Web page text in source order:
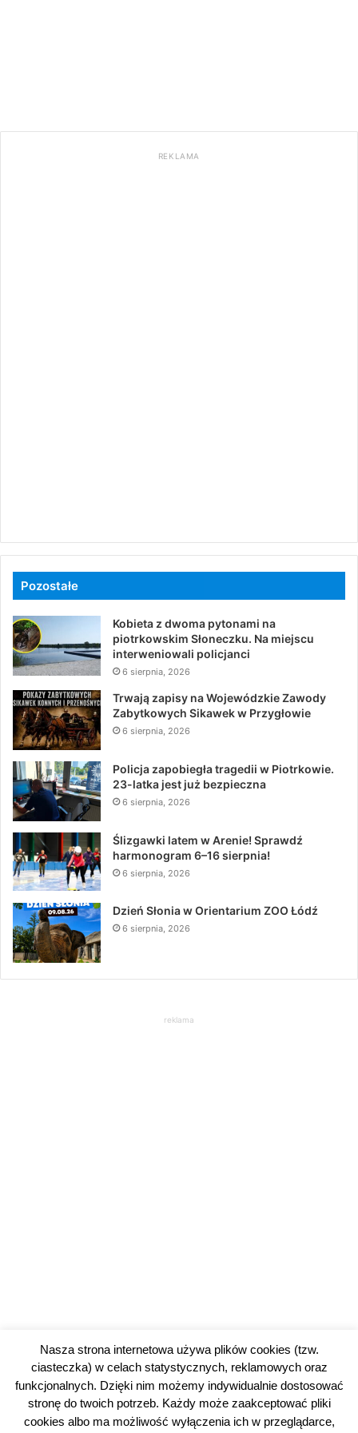
REKLAMA
Pozostałe
Kobieta z dwoma pytonami na
piotrkowskim Słoneczku. Na miejscu
interweniowali policjanci
6 sierpnia, 2026
Trwają zapisy na Wojewódzkie Zawody
Zabytkowych Sikawek w Przygłowie
6 sierpnia, 2026
Policja zapobiegła tragedii w Piotrkowie.
23-latka jest już bezpieczna
6 sierpnia, 2026
Ślizgawki latem w Arenie! Sprawdź
harmonogram 6–16 sierpnia!
6 sierpnia, 2026
Dzień Słonia w Orientarium ZOO Łódź
6 sierpnia, 2026
reklama
Nasza strona internetowa używa plików cookies (tzw.
ciasteczka) w celach statystycznych, reklamowych oraz
funkcjonalnych. Dzięki nim możemy indywidualnie dostosować
stronę do twoich potrzeb. Każdy może zaakceptować pliki
cookies albo ma możliwość wyłączenia ich w przeglądarce,